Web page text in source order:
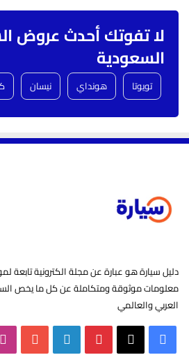
لا تفوتك أحدث عروض
السعودية
تويوتا هونداي نيسان
دليل سيارة هو عبارة عن مجلة الكترونية تابعة
معلومات موثوقة ومتكاملة عن كل ما يخص
العربي والعالمي
فيسبوك بينتيريست لينكدإن ‫YouTube